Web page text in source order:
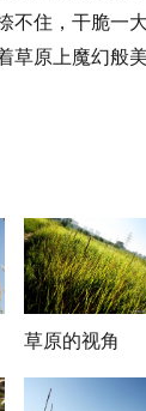
不住，干脆一
草原上魔幻般
草原的视角